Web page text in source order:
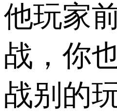
他玩家
战，你
战别的